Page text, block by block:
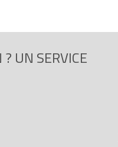
UN SERVICE